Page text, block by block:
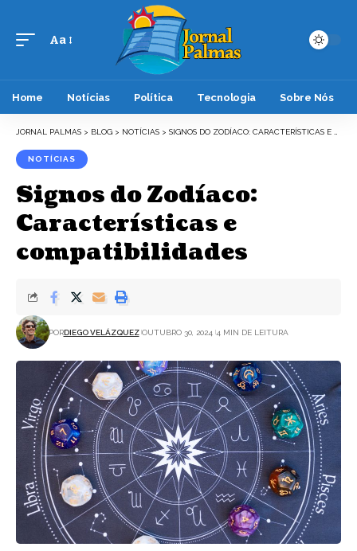
Font
Aa
Home Notícias Política Tecnologia Sobre Nós
JORNAL PALMAS > BLOG > NOTÍCIAS > SIGNOS DO ZODÍACO: CARACTERÍSTICAS E COMPATIBILIDADES
NOTÍCIAS
Signos do Zodíaco:
Características e
compatibilidades
PORDIEGO VELÁZQUEZ OUTUBRO 30, 2024 4 MIN DE LEITURA